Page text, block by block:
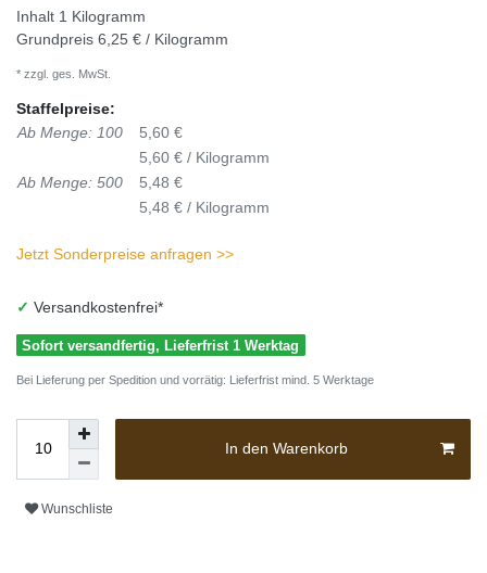
Inhalt 1 Kilogramm
Grundpreis 6,25 € / Kilogramm
* zzgl. ges. MwSt.
Staffelpreise:
Ab Menge: 100
5,60 €
5,60 € / Kilogramm
Ab Menge: 500
5,48 €
5,48 € / Kilogramm
Jetzt Sonderpreise anfragen >>
✓ Versandkostenfrei*
Sofort versandfertig, Lieferfrist 1 Werktag
Bei Lieferung per Spedition und vorrätig: Lieferfrist mind. 5 Werktage
In den Warenkorb
Wunschliste